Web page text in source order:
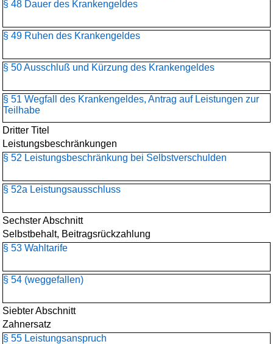
§ 48 Dauer des Krankengeldes
§ 49 Ruhen des Krankengeldes
§ 50 Ausschluß und Kürzung des Krankengeldes
§ 51 Wegfall des Krankengeldes, Antrag auf Leistungen zur
Teilhabe
Dritter Titel
Leistungsbeschränkungen
§ 52 Leistungsbeschränkung bei Selbstverschulden
§ 52a Leistungsausschluss
Sechster Abschnitt
Selbstbehalt, Beitragsrückzahlung
§ 53 Wahltarife
§ 54 (weggefallen)
Siebter Abschnitt
Zahnersatz
§ 55 Leistungsanspruch